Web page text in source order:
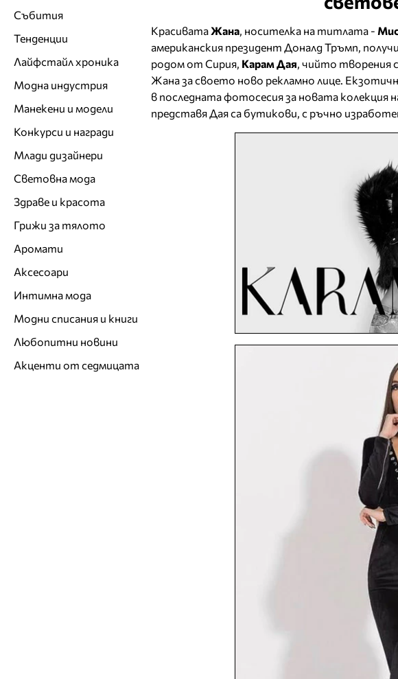
КрасиватаЖана , носителка на титлата -
американския президент Доналд Тръмп,
родом от Сирия, Карам Дая , чийто творения
Жана за своето ново рекламно лице.
в последната фотосесия за новата
представя Дая са бутикови, с ръчно
Събития
Тенденции
Лайфстайл хроника
Модна индустрия
Манекени и модели
Конкурси и награди
Млади дизайнери
Световна мода
Здраве и красота
Грижи за тялото
Аромати
Аксесоари
Интимна мода
Модни списания и книги
Любопитни новини
Акценти от седмицата